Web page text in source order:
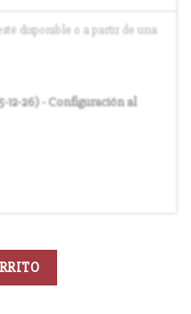
disponible o a partir de una
12-26) - Configuración al
(sin descuento)